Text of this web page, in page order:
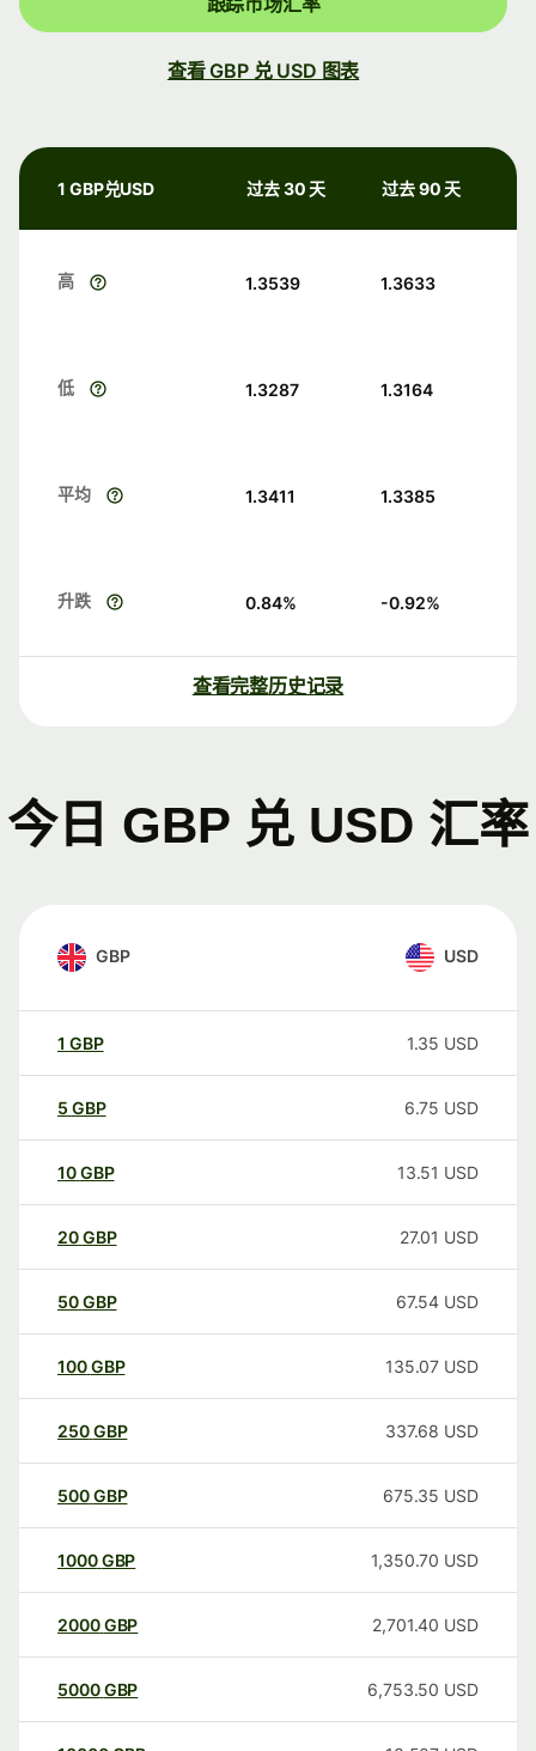
查看 GBP 兑 USD 图表
1 GBP兑USD 过去 30 天 过去 90 天
高 1.3539 1.3633
低 1.3287 1.3164
平均 1.3411 1.3385
升跌 0.84% -0.92%
查看完整历史记录
今日 GBP 兑 USD 汇率
GBP USD
1 GBP 1.35 USD
5 GBP 6.75 USD
10GBP 13.51 USD
20GBP 27.01 USD
50GBP 67.54 USD
100GBP 135.07 USD
250GBP 337.68 USD
500GBP 675.35 USD
1000GBP 1,350.70 USD
2000GBP 2,701.40 USD
5000GBP 6,753.50 USD